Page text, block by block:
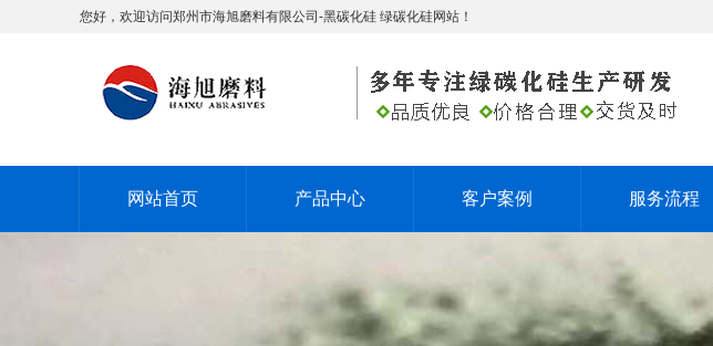
您好，欢迎访问郑州市海旭磨料有限公司-黑碳化硅 绿碳化硅网站！
网站首页 产品中心 客户案例 服务流程